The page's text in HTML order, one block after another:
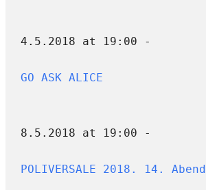
4.5.2018 at 19:00 -
GO ASK ALICE
8.5.2018 at 19:00 -
POLIVERSALE 2018. 14. Abend